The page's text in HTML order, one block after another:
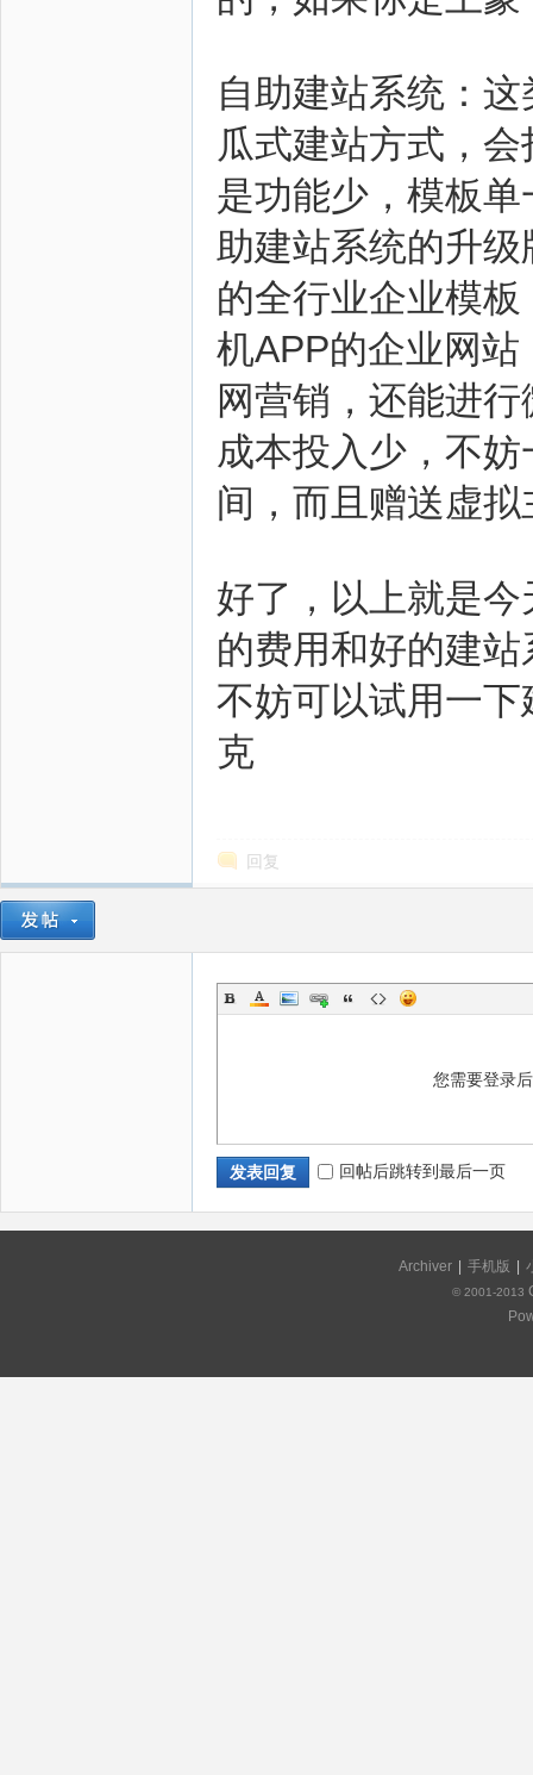
自助建站系统：
瓜式建站方式，
是功能少，模板
助建站系统的升
的全行业企业模
机APP的企业网
网营销，还能进
成本投入少，不
间，而且赠送虚
好了，以上就是
的费用和好的建
不妨可以试用一
克
回复
您需要登录
发表回复 回帖后跳转到最后一页
Archiver 手机版
© 2001-2013